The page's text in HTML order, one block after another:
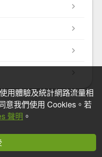
用體驗及統計網路流量相
意我們使用 Cookies。若
聲明 。